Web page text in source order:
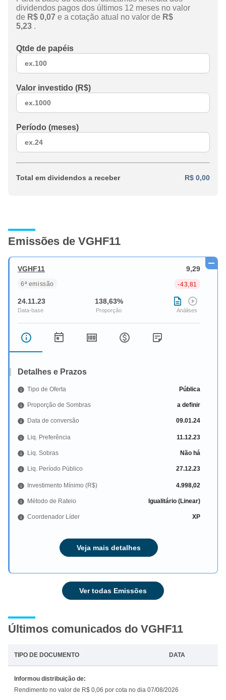
dividendos pagos dos últimos 12 meses no valor
de R$ 0,07 e a cotação atual no valor de R$
5,23 .
Qtde de papéis
Valor investido (R$)
Período (meses)
Total em dividendos a receber R$ 0,00
Emissões de VGHF11
VGHF11
6ª emissão
9,29
-43,81
24.11.23 138,63%
Detalhes e Prazos
Tipo de Oferta Pública
Proporção de Sombras a definir
Data de conversão 09.01.24
Liq. Preferência 11.12.23
Liq. Sobras Não há
Liq. Período Público 27.12.23
Investimento Mínimo (R$) 4.998,02
Método de Rateio Igualitário (Linear)
Coordenador Líder XP
Veja mais detalhes
Ver todas Emissões
Últimos comunicados do VGHF11
TIPO DE DOCUMENTO DATA
Informou distribuição de:
Rendimento no valor de R$ 0,06 por cota no dia 07/08/2026